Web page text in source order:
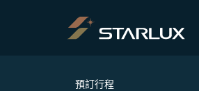
預訂行程